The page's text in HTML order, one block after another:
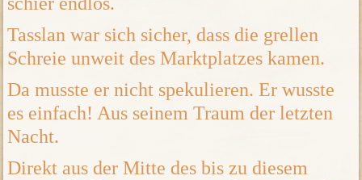
Tasslan war sich sicher, dass die grellen
Schreie unweit des Marktplatzes kamen.
Da musste er nicht spekulieren. Er wusste
es einfach! Aus seinem Traum der letzten
Nacht.
Direkt aus der Mitte des bis zu diesem